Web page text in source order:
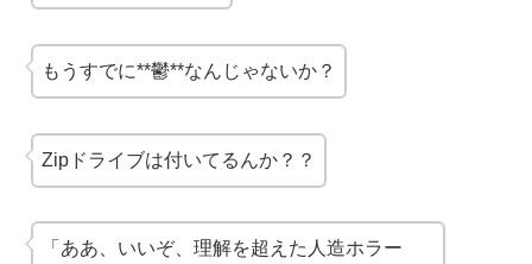
もうすでに**鬱**なんじゃないか？
Zipドライブは付いてるんか？？
「ああ、いいぞ、理解を超えた人造ホラー